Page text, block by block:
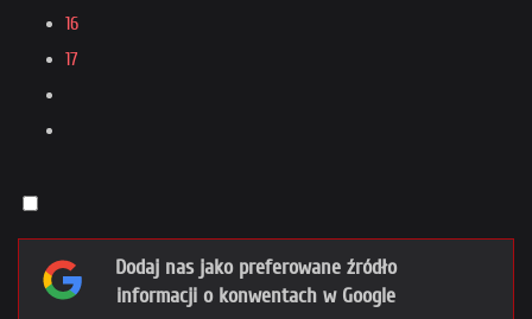
16
17
Dodaj nas jako preferowane źródło
informacji o konwentach w Google